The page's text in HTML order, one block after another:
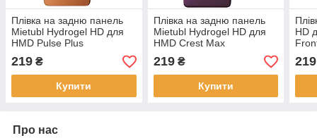
Плівка на задню панель
Mietubl Hydrogel HD для
HMD Pulse Plus
219 ₴
Купити
Плівка на задню панель
Mietubl Hydrogel HD для
HMD Crest Max
219₴
Купити
HD
219
Про нас